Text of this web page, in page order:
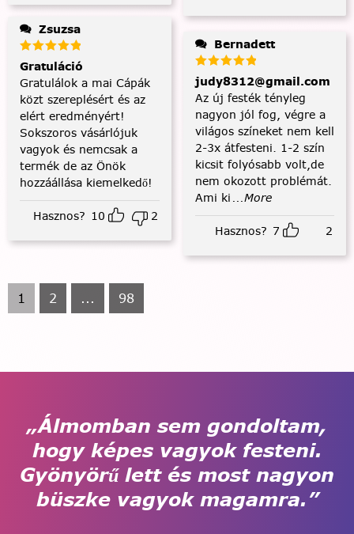
Zsuzsa
Gratuláció
Gratulálok a mai Cápák
közt szereplésért és az
elért eredményért!
Sokszoros vásárlójuk
vagyok és nemcsak a
termék de az Önök
hozzáállása kiemelkedő!
Hasznos? 10 2
Bernadett
judy8312@gmail.com
Az új festék tényleg
nagyon jól fog, végre a
világos színeket nem kell
2-3x átfesteni. 1-2 szín
kicsit folyósabb volt,de
nem okozott problémát.
Ami ki ...More
Hasznos? 7 2
1 2 ... 98
„Álmomban sem gondoltam,
hogy képes vagyok festeni.
Gyönyörű lett és most nagyon
büszke vagyok magamra.”